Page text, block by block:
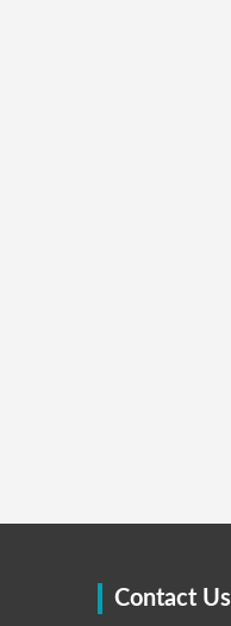
Contact Us